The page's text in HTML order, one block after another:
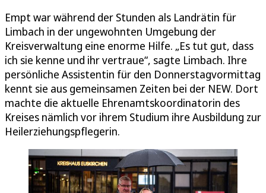
Empt war während der Stunden als Landrätin für
Limbach in der ungewohnten Umgebung der
Kreisverwaltung eine enorme Hilfe. „Es tut gut, dass
ich sie kenne und ihr vertraue“, sagte Limbach. Ihre
persönliche Assistentin für den Donnerstagvormittag
kennt sie aus gemeinsamen Zeiten bei der NEW. Dort
machte die aktuelle Ehrenamtskoordinatorin des
Kreises nämlich vor ihrem Studium ihre Ausbildung zur
Heilerziehungspflegerin.